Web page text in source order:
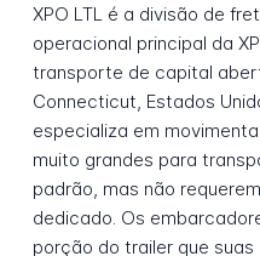
XPO LTL é a divisão de
operacional principal da
transporte de capital
Connecticut, Estados
especializa em
muito grandes para
padrão, mas não
dedicado. Os
porção do trailer que